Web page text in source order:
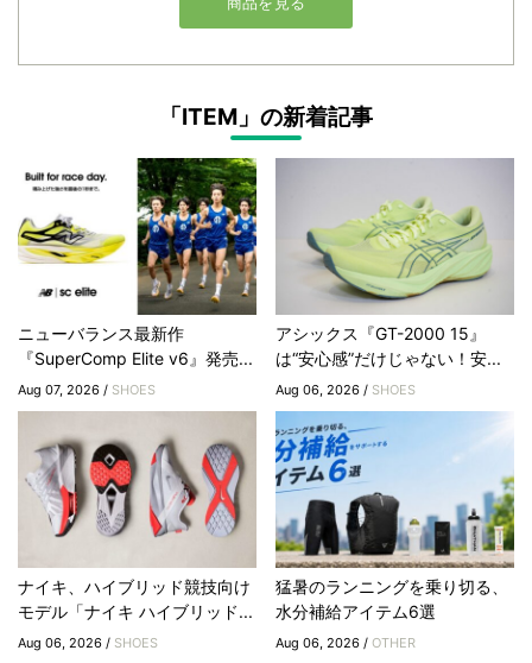
「ITEM」の新着記事
ニューバランス最新作
『SuperComp Elite v6』発売...
Aug 07, 2026 / SHOES
アシックス『GT-2000 15』
は“安心感”だけじゃない！安...
Aug 06, 2026 / SHOES
ナイキ、ハイブリッド競技向け
モデル「ナイキ ハイブリッド...
Aug 06, 2026 / SHOES
猛暑のランニングを乗り切る、
水分補給アイテム6選
Aug 06, 2026 / OTHER